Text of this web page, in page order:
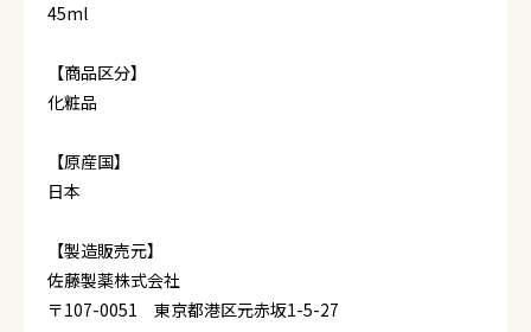
45ml
【商品区分】
化粧品
【原産国】
日本
【製造販売元】
佐藤製薬株式会社
〒107-0051 東京都港区元赤坂1-5-27